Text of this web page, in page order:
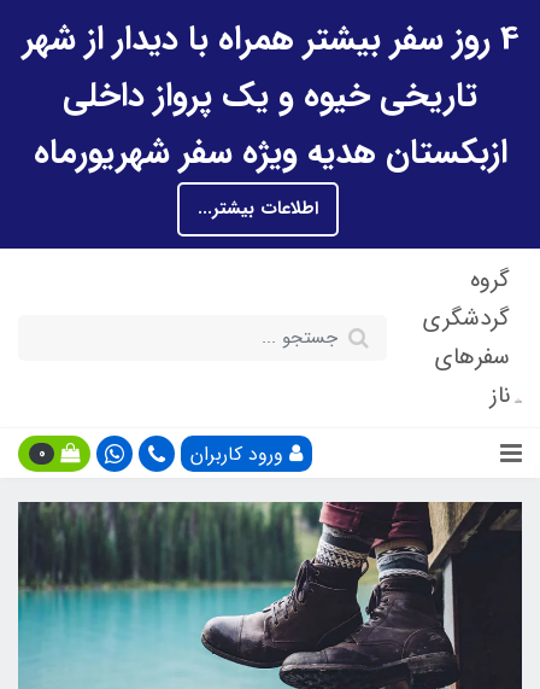
4 روز سفر بیشتر همراه با دیدار از شهر
تاریخی خیوه و یک پرواز داخلی
ازبکستان هدیه ویژه سفر شهریورماه
اطلاعات بیشتر...
گروه
گردشگری
سفرهای
ناز
ورود کاربران 0